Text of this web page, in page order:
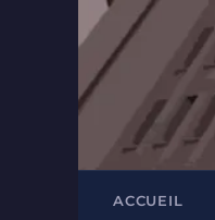
ACCUEIL